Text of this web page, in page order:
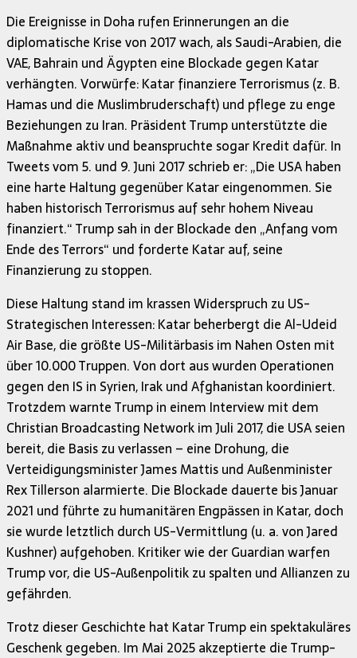
Die Ereignisse in Doha rufen Erinnerungen an die
diplomatische Krise von 2017 wach, als Saudi-Arabien, die
VAE, Bahrain und Ägypten eine Blockade gegen Katar
verhängten. Vorwürfe: Katar finanziere Terrorismus (z. B.
Hamas und die Muslimbruderschaft) und pflege zu enge
Beziehungen zu Iran. Präsident Trump unterstützte die
Maßnahme aktiv und beanspruchte sogar Kredit dafür. In
Tweets vom 5. und 9. Juni 2017 schrieb er: „Die USA haben
eine harte Haltung gegenüber Katar eingenommen. Sie
haben historisch Terrorismus auf sehr hohem Niveau
finanziert.“ Trump sah in der Blockade den „Anfang vom
Ende des Terrors“ und forderte Katar auf, seine
Finanzierung zu stoppen.
Diese Haltung stand im krassen Widerspruch zu US-
Strategischen Interessen: Katar beherbergt die Al-Udeid
Air Base, die größte US-Militärbasis im Nahen Osten mit
über 10.000 Truppen. Von dort aus wurden Operationen
gegen den IS in Syrien, Irak und Afghanistan koordiniert.
Trotzdem warnte Trump in einem Interview mit dem
Christian Broadcasting Network im Juli 2017, die USA seien
bereit, die Basis zu verlassen – eine Drohung, die
Verteidigungsminister James Mattis und Außenminister
Rex Tillerson alarmierte. Die Blockade dauerte bis Januar
2021 und führte zu humanitären Engpässen in Katar, doch
sie wurde letztlich durch US-Vermittlung (u. a. von Jared
Kushner) aufgehoben. Kritiker wie der Guardian warfen
Trump vor, die US-Außenpolitik zu spalten und Allianzen zu
gefährden.
Trotz dieser Geschichte hat Katar Trump ein spektakuläres
Geschenk gegeben. Im Mai 2025 akzeptierte die Trump-